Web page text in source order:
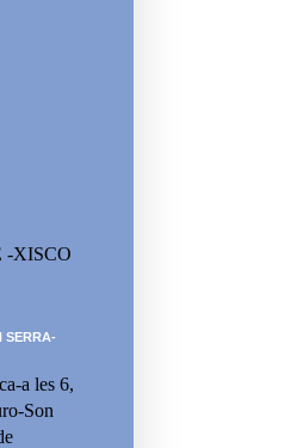
-XISCO
SERRA-
a les 6,
Son